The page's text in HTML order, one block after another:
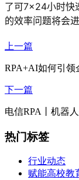
了可7×24小时快
的效率问题将会
上一篇
RPA+AI如何引领
下一篇
电信RPA丨机器
热门标签
行业动态
赋能高校教